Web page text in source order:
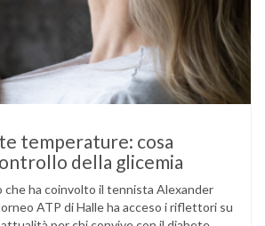
temperature: cosa
della glicemia
che ha coinvolto il tennista Alexander
ATP di Halle ha acceso i riflettori su